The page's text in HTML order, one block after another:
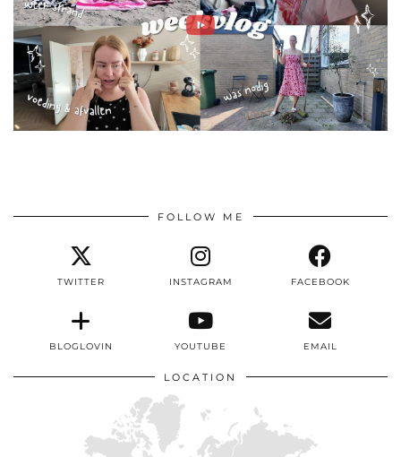
FOLLOW ME
TWITTER INSTAGRAM FACEBOOK
BLOGLOVIN YOUTUBE EMAIL
LOCATION